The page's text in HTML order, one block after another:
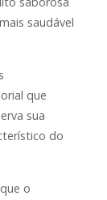
saudável
que
sua
do
o